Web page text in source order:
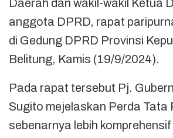
Daerah dan wakil-wakil Ketua
anggota DPRD, rapat
di Gedung DPRD Provinsi
Belitung, Kamis (19/9/2024).
Pada rapat tersebut Pj.
Sugito mejelaskan Perda Tata
sebenarnya lebih